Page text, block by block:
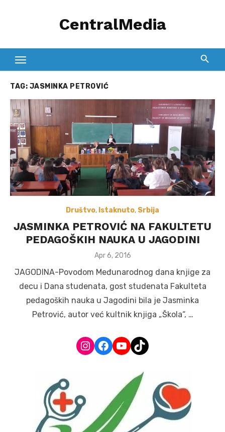
CentralMedia
TAG: JASMINKA PETROVIĆ
Društvo, Istaknuto, Srbija
JASMINKA PETROVIĆ NA FAKULTETU
PEDAGOŠKIH NAUKA U JAGODINI
Posted
Apr 6, 2016
JAGODINA-Povodom Međunarodnog dana knjige za
decu i Dana studenata, gost studenata Fakulteta
pedagoških nauka u Jagodini bila je Jasminka
Petrović, autor već kultnik knjiga „Škola“, …
Instagram
Facebook
YouTube
TikTok